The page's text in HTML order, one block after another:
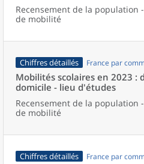
Recensement de la population
de mobilité
Chiffres détaillés France par
Mobilités scolaires en 2023 :
domicile - lieu d'études
Recensement de la population
de mobilité
Chiffres détaillés France par